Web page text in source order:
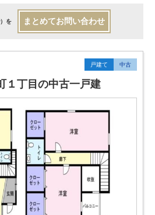
を まとめてお問い合わせ
戸建て 中古
１丁目の中古一戸建